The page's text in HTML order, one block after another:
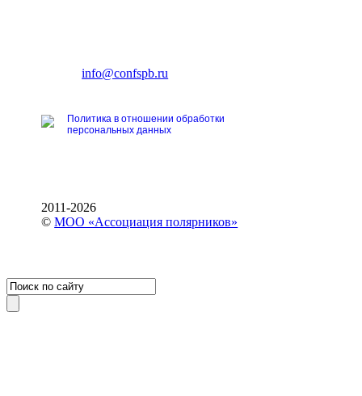
E-mail:info@confspb.ru
Политика в отношении обработки
персональных данных
2011-2026
©МОО «Ассоциация полярников»